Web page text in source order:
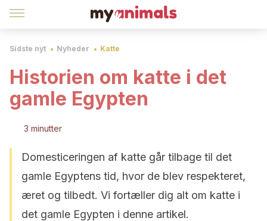
Sidste nyt Nyheder Katte
Historien om katte i det
gamle Egypten
3 minutter
Domesticeringen af katte går tilbage til det
gamle Egyptens tid, hvor de blev respekteret,
æret og tilbedt. Vi fortæller dig alt om katte i
det gamle Egypten i denne artikel.